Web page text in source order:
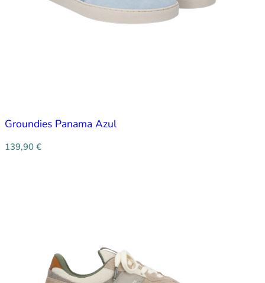
Groundies Panama Azul
139,90 €